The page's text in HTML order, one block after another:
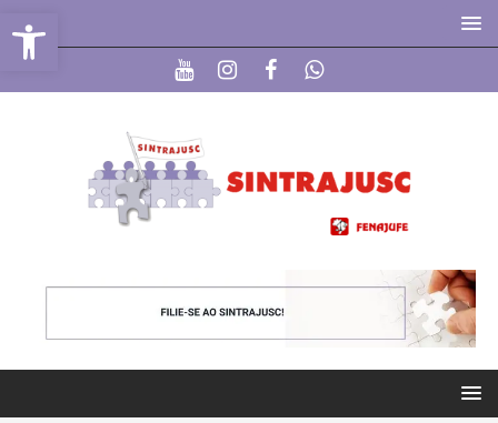
Abrir a barra de ferramentas